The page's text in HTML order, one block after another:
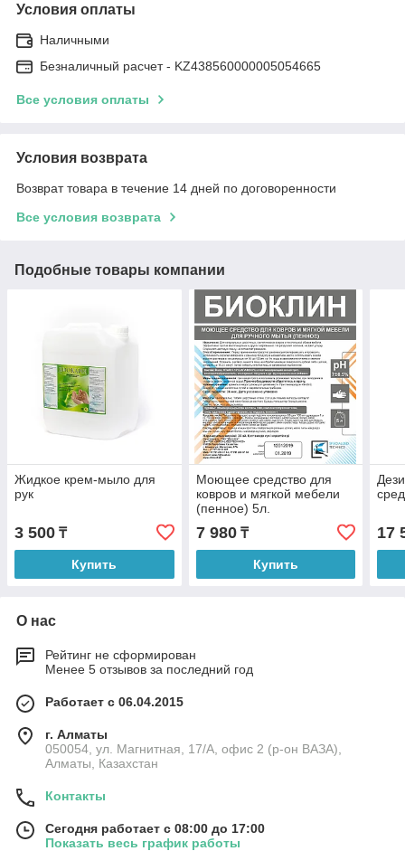
Условия оплаты
Наличными
Безналичный расчет - KZ438560000005054665
Все условия оплаты
Условия возврата
Возврат товара в течение 14 дней по договоренности
Все условия возврата
Подобные товары компании
Жидкое крем-мыло для
рук
3 500 ₸
Купить
Моющее средство для
ковров и мягкой мебели
(пенное) 5л.
7 980₸
Купить
17
О нас
Рейтинг не сформирован
Менее 5 отзывов за последний год
Работает с 06.04.2015
г. Алматы
050054, ул. Магнитная, 17/А, офис 2 (р-он ВАЗА),
Алматы, Казахстан
Контакты
Сегодня работает с 08:00 до 17:00
Показать весь график работы